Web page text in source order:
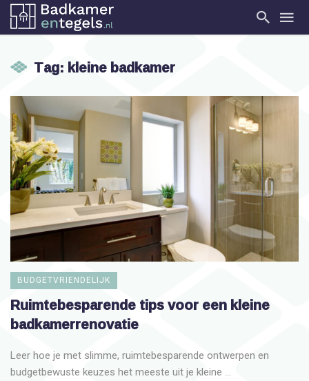
Tag: kleine badkamer
BUDGETVRIENDELIJK
Ruimtebesparende tips voor een kleine
badkamerrenovatie
Leer hoe je met slimme, ruimtebesparende ontwerpen en
budgetbewuste keuzes het meeste uit je kleine ...